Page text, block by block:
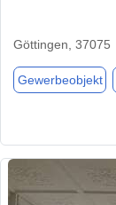
Göttingen, 37075
Gewerbeobjekt